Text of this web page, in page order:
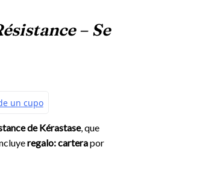
– Se
de Kérastase, que
regalo: carterapor